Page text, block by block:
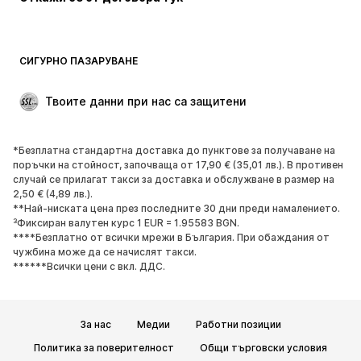
Специални Поводи
ОБУВКИ
НОВО
Популярно
Маратонки
Боти
Обувки с висок ток
Ботуши
Сандали
Ниски обувки
ЕКСКЛУЗИВНО
СИГУРНО ПАЗАРУВАНЕ
Твоите данни при нас са защитени
*Безплатна стандартна доставка до пунктове за получаване на
поръчки на стойност, започваща от 17,90 € (35,01 лв.). В противен
случай се прилагат такси за доставка и обслужване в размер на
2,50 € (4,89 лв.).
**Най-ниската цена през последните 30 дни преди намалението.
³Фиксиран валутен курс 1 EUR = 1.95583 BGN.
****Безплатно от всички мрежи в България. При обаждания от
чужбина може да се начислят такси.
******Всички цени с вкл. ДДС.
За нас Медии
Работни позиции
Политика за поверителност
Общи търговски условия